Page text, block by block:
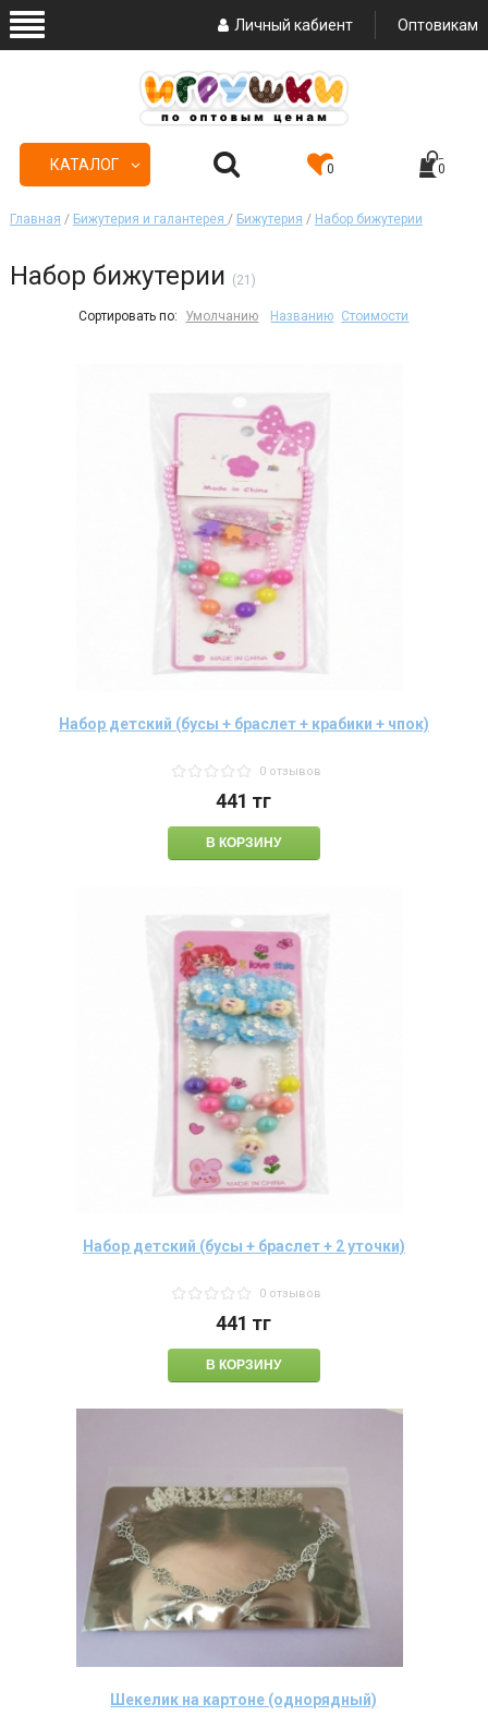
Личный кабиент Оптовикам
КАТАЛОГ 0 0
Главная / Бижутерия и галантерея / Бижутерия / Набор бижутерии
Набор бижутерии (21)
Сортировать по: Умолчанию Названию Стоимости
Набор детский (бусы + браслет + крабики + чпок)
0 отзывов
441 тг
Набор детский (бусы + браслет + 2 уточки)
0 отзывов
441 тг
Шекелик на картоне (однорядный)